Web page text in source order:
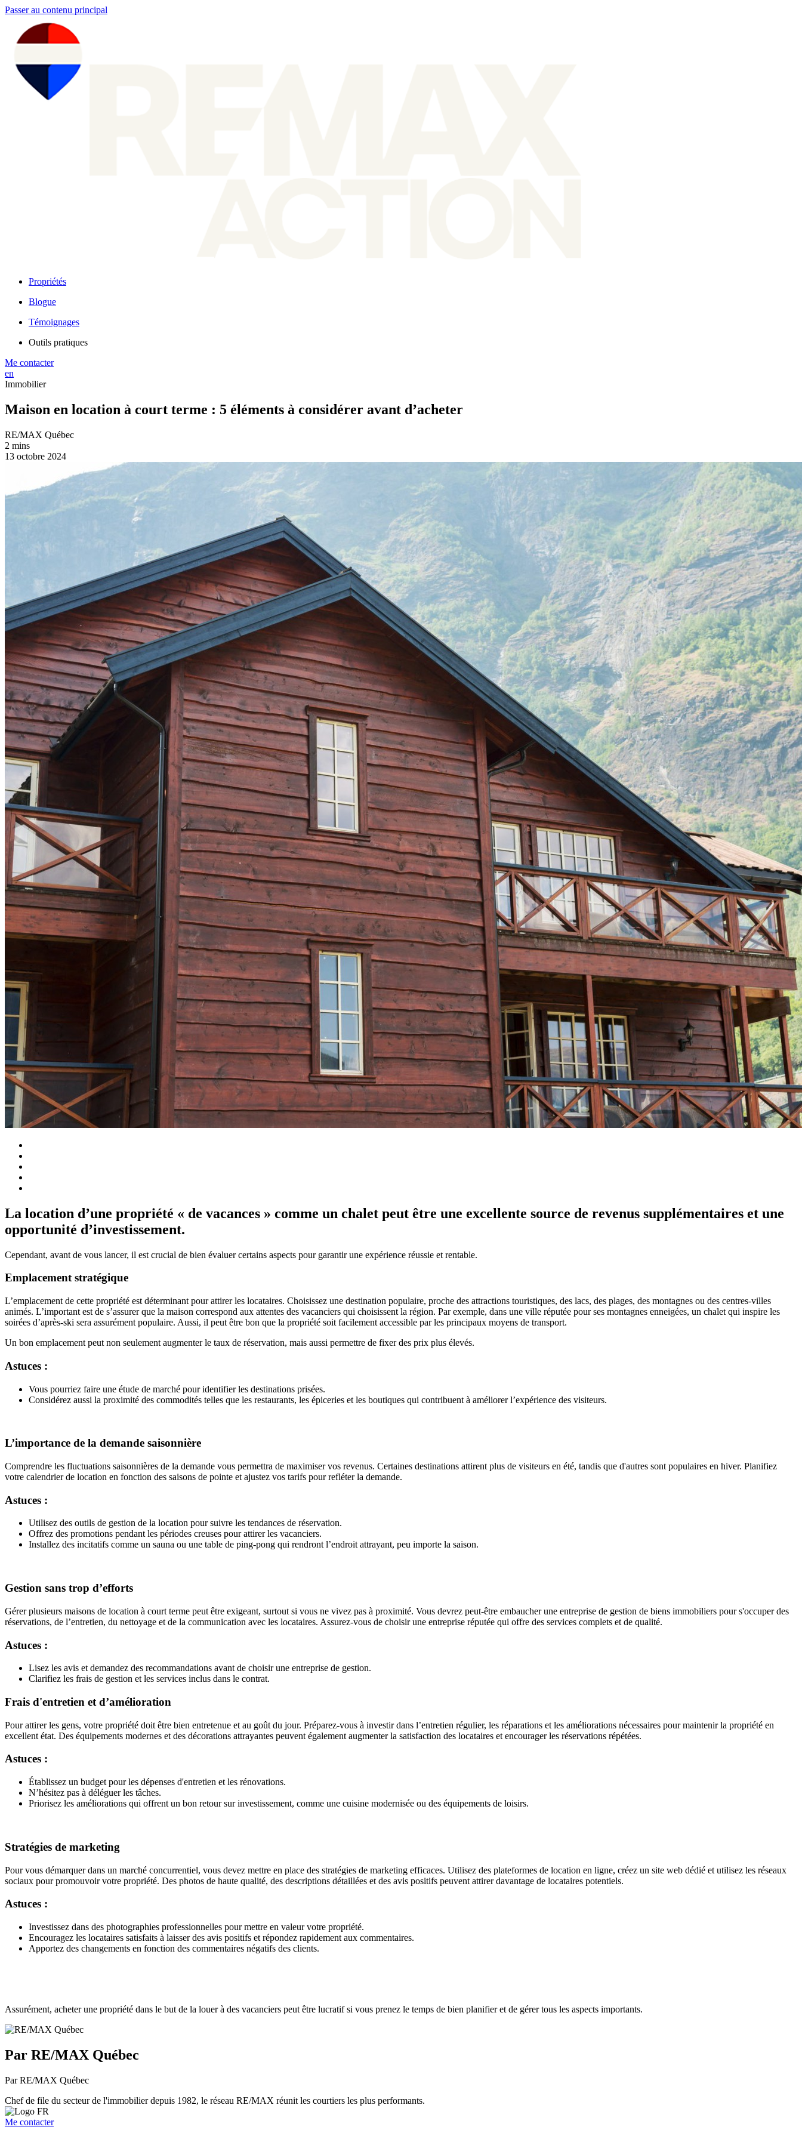
Passer au contenu principal
Propriétés
Blogue
Témoignages
Outils pratiques
Me contacter
en
Immobilier
Maison en location à court terme : 5 éléments à considérer avant d’acheter
RE/MAX Québec
2 mins
13 octobre 2024
La location d’une propriété « de vacances » comme un chalet peut être une excellente source de revenus supplémentaires et une
opportunité d’investissement.
Cependant, avant de vous lancer, il est crucial de bien évaluer certains aspects pour garantir une expérience réussie et rentable.
Emplacement stratégique
L’emplacement de cette propriété est déterminant pour attirer les locataires. Choisissez une destination populaire, proche des attractions touristiques, des lacs, des plages, des montagnes ou des centres-villes
animés. L’important est de s’assurer que la maison correspond aux attentes des vacanciers qui choisissent la région. Par exemple, dans une ville réputée pour ses montagnes enneigées, un chalet qui inspire les
soirées d’après-ski sera assurément populaire. Aussi, il peut être bon que la propriété soit facilement accessible par les principaux moyens de transport.
Un bon emplacement peut non seulement augmenter le taux de réservation, mais aussi permettre de fixer des prix plus élevés.
Astuces :
Vous pourriez faire une étude de marché pour identifier les destinations prisées.
Considérez aussi la proximité des commodités telles que les restaurants, les épiceries et les boutiques qui contribuent à améliorer l’expérience des visiteurs.
L’importance de la demande saisonnière
Comprendre les fluctuations saisonnières de la demande vous permettra de maximiser vos revenus. Certaines destinations attirent plus de visiteurs en été, tandis que d'autres sont populaires en hiver. Planifiez
votre calendrier de location en fonction des saisons de pointe et ajustez vos tarifs pour refléter la demande.
Astuces :
Utilisez des outils de gestion de la location pour suivre les tendances de réservation.
Offrez des promotions pendant les périodes creuses pour attirer les vacanciers.
Installez des incitatifs comme un sauna ou une table de ping-pong qui rendront l’endroit attrayant, peu importe la saison.
Gestion sans trop d’efforts
Gérer plusieurs maisons de location à court terme peut être exigeant, surtout si vous ne vivez pas à proximité. Vous devrez peut-être embaucher une entreprise de gestion de biens immobiliers pour s'occuper des
réservations, de l’entretien, du nettoyage et de la communication avec les locataires. Assurez-vous de choisir une entreprise réputée qui offre des services complets et de qualité.
Astuces :
Lisez les avis et demandez des recommandations avant de choisir une entreprise de gestion.
Clarifiez les frais de gestion et les services inclus dans le contrat.
Frais d'entretien et d’amélioration
Pour attirer les gens, votre propriété doit être bien entretenue et au goût du jour. Préparez-vous à investir dans l’entretien régulier, les réparations et les améliorations nécessaires pour maintenir la propriété en
excellent état. Des équipements modernes et des décorations attrayantes peuvent également augmenter la satisfaction des locataires et encourager les réservations répétées.
Astuces :
Établissez un budget pour les dépenses d'entretien et les rénovations.
N’hésitez pas à déléguer les tâches.
Priorisez les améliorations qui offrent un bon retour sur investissement, comme une cuisine modernisée ou des équipements de loisirs.
Stratégies de marketing
Pour vous démarquer dans un marché concurrentiel, vous devez mettre en place des stratégies de marketing efficaces. Utilisez des plateformes de location en ligne, créez un site web dédié et utilisez les réseaux
sociaux pour promouvoir votre propriété. Des photos de haute qualité, des descriptions détaillées et des avis positifs peuvent attirer davantage de locataires potentiels.
Astuces :
Investissez dans des photographies professionnelles pour mettre en valeur votre propriété.
Encouragez les locataires satisfaits à laisser des avis positifs et répondez rapidement aux commentaires.
Apportez des changements en fonction des commentaires négatifs des clients.
Assurément, acheter une propriété dans le but de la louer à des vacanciers peut être lucratif si vous prenez le temps de bien planifier et de gérer tous les aspects importants.
Par RE/MAX Québec
Par RE/MAX Québec
Chef de file du secteur de l'immobilier depuis 1982, le réseau RE/MAX réunit les courtiers les plus performants.
Me contacter